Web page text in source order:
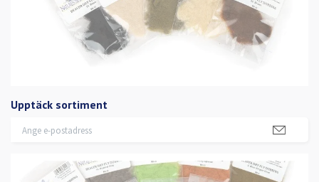
Upptäck sortiment